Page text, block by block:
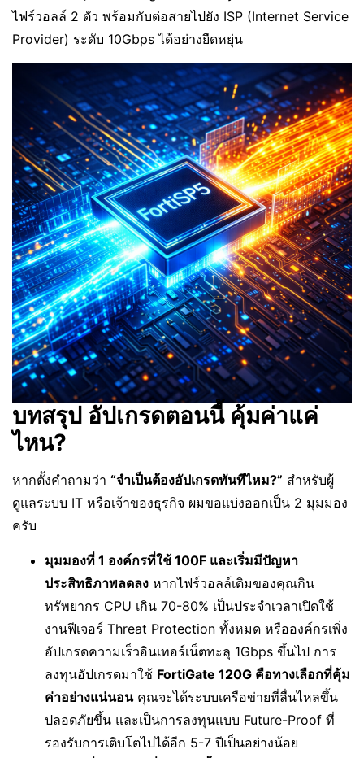
ไฟร์วอลล์ 2 ตัว พร้อมกับต่อสายไปยัง ISP (Internet Service
Provider) ระดับ 10Gbps ได้อย่างยืดหยุ่น
บทสรุป อัปเกรดตอนนี้ คุ้มค่าแค่
ไหน?
หากตั้งคำถามว่า “จำเป็นต้องอัปเกรดทันทีไหม?” สำหรับผู้
ดูแลระบบ IT หรือเจ้าของธุรกิจ ผมขอแบ่งออกเป็น 2 มุมมอง
ครับ
มุมมองที่ 1 องค์กรที่ใช้ 100F และเริ่มมีปัญหา
ประสิทธิภาพลดลง หากไฟร์วอลล์เดิมของคุณกิน
ทรัพยากร CPU เกิน 70-80% เป็นประจำเวลาเปิดใช้
งานฟีเจอร์ Threat Protection ทั้งหมด หรือองค์กรเพิ่ง
อัปเกรดความเร็วอินเทอร์เน็ตทะลุ 1Gbps ขึ้นไป การ
ลงทุนอัปเกรดมาใช้ FortiGate 120G คือทางเลือกที่คุ้ม
ค่าอย่างแน่นอนคุณจะได้ระบบเครือข่ายที่ลื่นไหลขึ้น
ปลอดภัยขึ้น และเป็นการลงทุนแบบ Future-Proof ที่
รองรับการเติบโตไปได้อีก 5-7 ปีเป็นอย่างน้อย